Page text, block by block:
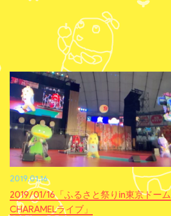
2019.01.16
2019/01/16「ふるさと祭りin東京ドーム
CHARAMELライブ」